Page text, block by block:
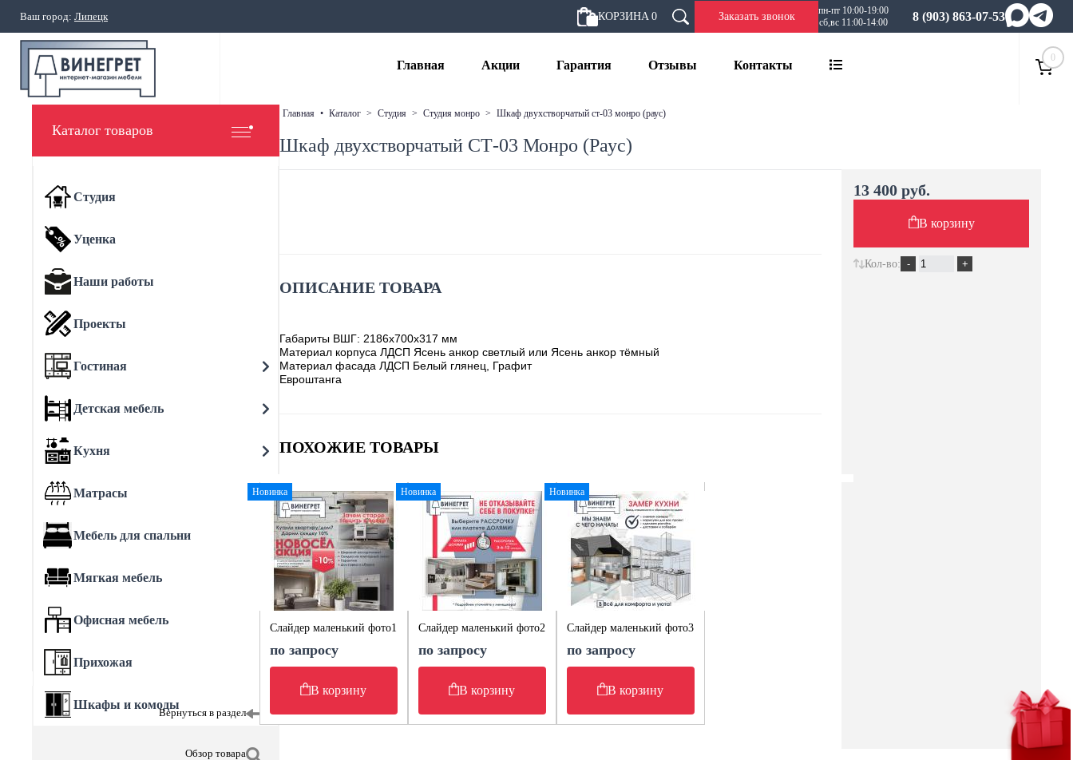
Ваш город: Липецк КОРЗИНА 0 Заказать звонок
пн-пт 10:00-19:00
сб,вс 11:00-14:00
8 (903) 863-07-53
Главная Акции Гарантия Отзывы Контакты
0
Каталог товаров
Студия
Уценка
Наши работы
Проекты
Гостиная
Детская мебель
Кухня
Матрасы
Мебель для спальни
Мягкая мебель
Офисная мебель
Прихожая
Шкафы и комоды
Вернуться в раздел
Обзор товара
главная • каталог > студия > студия монро > шкаф двухстворчатый ст-03 монро (раус)
Шкаф двухстворчатый СТ-03 Монро (Раус)
ОПИСАНИЕ ТОВАРА
Габариты ВШГ: 2186х700х317 мм
Материал корпуса ЛДСП Ясень анкор светлый или Ясень анкор тёмный
Материал фасада ЛДСП Белый глянец, Графит
Евроштанга
ПОХОЖИЕ ТОВАРЫ
Новинка
Слайдер маленький фото1
по запросу
В корзину
Новинка
Слайдер маленький фото2
по запросу
В корзину
Новинка
Слайдер маленький фото3
по запросу
В корзину
13 400 руб.
В корзину
Кол-во: